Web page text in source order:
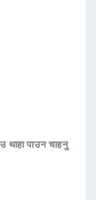
थाहा पाउन चाहनु